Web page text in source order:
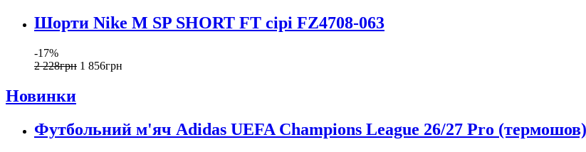
Шорти Nike M SP SHORT FT сірі FZ4708-063
-17%
2 228грн 1 856грн
Новинки
Футбольний м'яч Adidas UEFA Champions League 26/27 Pro (термошов)